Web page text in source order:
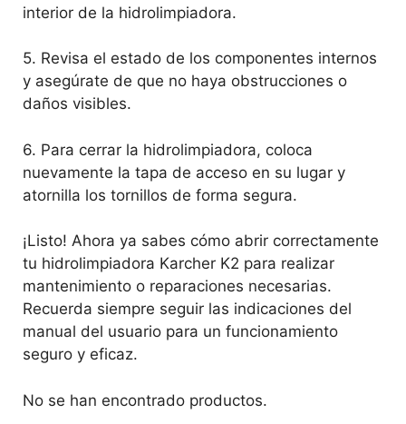
interior de la hidrolimpiadora.
5. Revisa el estado de los componentes internos
y asegúrate de que no haya obstrucciones o
daños visibles.
6. Para cerrar la hidrolimpiadora, coloca
nuevamente la tapa de acceso en su lugar y
atornilla los tornillos de forma segura.
¡Listo! Ahora ya sabes cómo abrir correctamente
tu hidrolimpiadora Karcher K2 para realizar
mantenimiento o reparaciones necesarias.
Recuerda siempre seguir las indicaciones del
manual del usuario para un funcionamiento
seguro y eficaz.
No se han encontrado productos.